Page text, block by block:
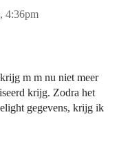
4:36pm
m m nu niet meer
krijg. Zodra het
gegevens, krijg ik